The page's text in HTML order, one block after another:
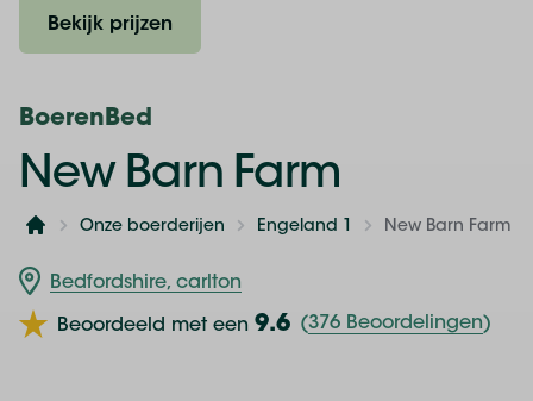
BoerenBed
Bekijk prijzen
New Barn Farm
Onze boerderijen Engeland 1 New Barn Farm
Bedfordshire, carlton
Beoordeeld met een 9.6 (376 Beoordelingen)